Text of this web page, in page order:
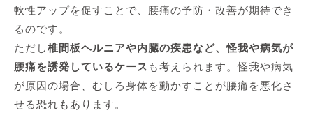
軟性アップを促すことで、腰痛の予防・改善が期待でき
るのです。
ただし椎間板ヘルニアや内臓の疾患など、怪我や病気が
腰痛を誘発しているケース も考えられます。怪我や病気
が原因の場合、むしろ身体を動かすことが腰痛を悪化さ
せる恐れもあります。